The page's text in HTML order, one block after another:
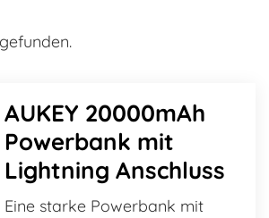
AUKEY 20000mAh
Powerbank mit
Lightning Anschluss
Eine starke Powerbank mit